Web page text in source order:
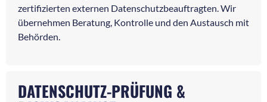
zertifizierten externen Datenschutzbeauftragten. Wir
übernehmen Beratung, Kontrolle und den Austausch mit
Behörden.
DATENSCHUTZ-PRÜFUNG &